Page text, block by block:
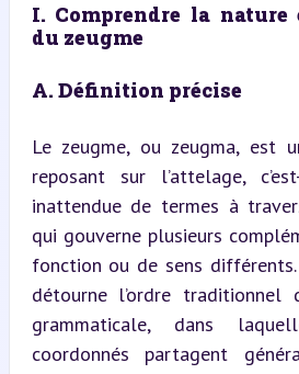
I. Comprendre la
du zeugme
A. Définition précise
Le zeugme, ou zeugma, est
reposant sur l’attelage,
inattendue de termes à
qui gouverne plusieurs
fonction ou de sens
détourne l’ordre traditionnel
grammaticale, dans
coordonnés partagent